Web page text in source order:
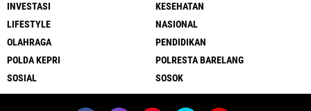
INVESTASI
KESEHATAN
LIFESTYLE
NASIONAL
OLAHRAGA
PENDIDIKAN
POLDA KEPRI
POLRESTA BARELANG
SOSIAL
SOSOK